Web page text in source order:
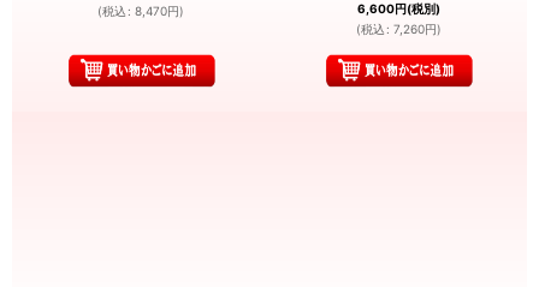
(税込 : 8,470円) 6,600円(税別)
(税込 : 7,260円)